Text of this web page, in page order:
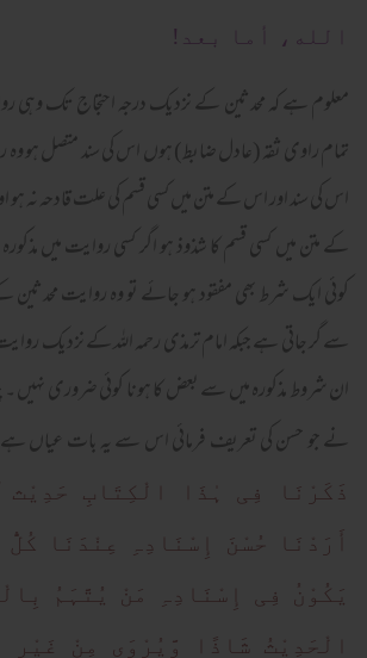
الله، أما بعد!
معلوم ہے کہ محدثین کے نزدیک درجہ احتجاج تک وہی
تمام راوی ثقہ (عادل ضابط) ہوں اس کی سند متصل ہو وہ
اس کی سند اور اس کے متن میں کسی قسم کی علت قادحہ نہ ہو
کے متن میں کسی قسم کا شذوذ ہو اگر کسی روایت میں
کوئی ایک شرط بھی مفقود ہو جائے تو وہ روایت محدثین
سے گر جاتی ہے جبکہ امام ترمذی رحمہ اللہ کے نزدیک
ان شروط مذکورہ میں سے بعض کا ہونا کوئی ضروری نہیں ۔
نے جو حسن کی تعریف فرمائی اس سے یہ بات عیاں ہے
ذَکَرْنَا فِی ہٰذَا الْکِتَابِ
أَرَدْنَا حُسْنَ إِسْنَادِہِ عِنْدَنَا کُلُّ
یَکُوْنُ فِی إِسْنَادِہِ مَنْ یُتَّہَمُ
الْحَدِیْثُ شَاذًا وَّیُرْوَی مِنْ غَیْرِ